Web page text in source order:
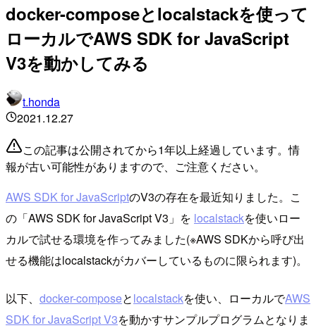
docker-composeとlocalstackを使って
ローカルでAWS SDK for JavaScript
V3を動かしてみる
t.honda
2021.12.27
この記事は公開されてから1年以上経過しています。情
報が古い可能性がありますので、ご注意ください。
AWS SDK for JavaScriptのV3の存在を最近知りました。こ
の「AWS SDK for JavaScript V3」を localstackを使いロー
カルで試せる環境を作ってみました(※AWS SDKから呼び出
せる機能はlocalstackがカバーしているものに限られます)。
以下、 docker-composeとlocalstackを使い、ローカルでAWS
SDK for JavaScript V3を動かすサンプルプログラムとなりま